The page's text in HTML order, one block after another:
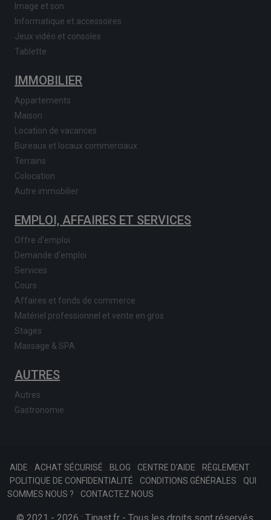
Image et son
Informatique et accessoires
Jeux vidéo et consoles
Tablette
IMMOBILIER
Appartements
Maison
Location de vacances
Bureaux et locaux commerciaux
Terrains
Colocation
Autre immobilier
EMPLOI, AFFAIRES ET SERVICES
Offre d'emploi
Demande d'emploi
Services
Cours
Affaires et fonds de commerce
Matériel professionnel et vente en gros
Stages
Massage & SPA
AUTRES
Autres
Gastronomie
AIDE ACHAT SÉCURISÉ BLOG CENTRE D'AIDE
RÈGLEMENT
POLITIQUE DE CONFIDENTIALITÉ
CONDITIONS GÉNÉRALES
QUI
SOMMES NOUS ?
CONTACTEZ NOUS
© 2021 - 2026 : Tinast.fr - Tous les droits sont réservés.